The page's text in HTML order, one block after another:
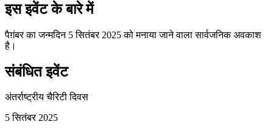
इस इवेंट के बारे में
पैग़ंबर का जन्मदिन 5 सितंबर 2025 को मनाया जाने वाला सार्वजनिक अवकाश
है।
संबंधित इवेंट
अंतर्राष्ट्रीय चैरिटी दिवस
5 सितंबर 2025